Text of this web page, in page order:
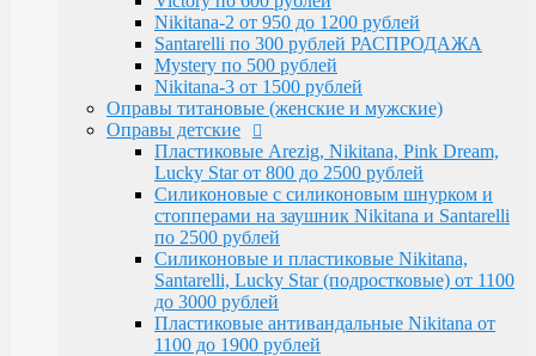
Santarelli, Lucky Star (подростковые) от 1100
до 3000 рублей
Пластиковые антивандальные Nikitana от
1100 до 1900 рублей
РАСПРОДАЖА детских оправ от 250 рублей
Металлические Детские от 600 до 3500
рублей
Оправы под линзы с большими диоптриями по
1200 рублей
Футляры до 400 рублей
Футляры по 600 рублей
Футляры по 550 рублей
Футляры для солнцезащитных очков
Детские от 400 рублей
Nikitana-2 от 950 до 1200 рублей
Santarelli по 300 рублей РАСПРОДАЖА
Mystery по 500 рублей
Nikitana-3 от 1500 рублей
Оправы титановые (женские и мужские)
Оправы детские
Пластиковые Arezig, Nikitana, Pink Dream,
Lucky Star от 800 до 2500 рублей
Силиконовые с силиконовым шнурком и
стопперами на заушник Nikitana и Santarelli
по 2500 рублей
Силиконовые и пластиковые Nikitana,
Santarelli, Lucky Star (подростковые) от 1100
до 3000 рублей
Пластиковые антивандальные Nikitana от
1100 до 1900 рублей